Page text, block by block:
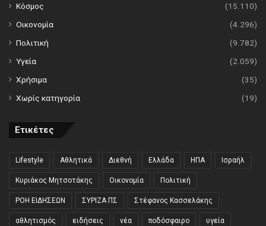
Κόσμος
(15.110)
Οικονομία
(4.296)
Πολιτική
(9.782)
Υγεία
(2.059)
Χρήσιμα
(35)
Χωρίς κατηγορία
(19)
Ετικέτες
Lifestyle Αθλητικά Διεθνή Ελλάδα ΗΠΑ Ισραήλ
Κυριάκος Μητσοτάκης Οικονομία Πολιτική
ΡΟΗ ΕΙΔΗΣΕΩΝ ΣΥΡΙΖΑ ΠΣ Στέφανος Κασσελάκης
αθλητισμός ειδήσεις νέα ποδόσφαιρο υγεία